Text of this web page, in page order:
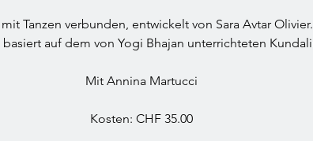
Tanzen verbunden, entwickelt von Sara Avtar Olivier.
basiert auf dem von Yogi Bhajan unterrichteten
Mit Annina Martucci
Kosten: CHF 35.00